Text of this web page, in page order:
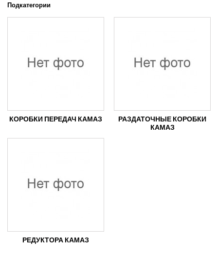
Подкатегории
КОРОБКИ ПЕРЕДАЧ КАМАЗ
РАЗДАТОЧНЫЕ КОРОБКИ
КАМАЗ
РЕДУКТОРА КАМАЗ